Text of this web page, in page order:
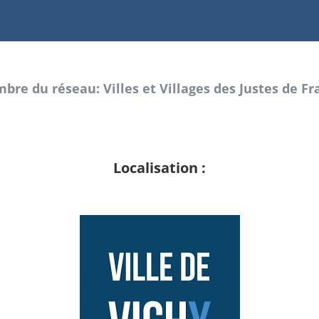
du réseau: Villes et Villages des Justes de
Localisation :